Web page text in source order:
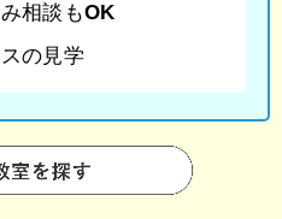
相談もOK
の見学